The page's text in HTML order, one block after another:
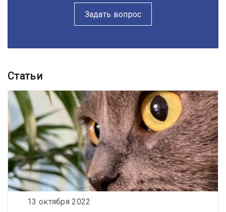
Задать вопрос
Статьи
13 октября 2022